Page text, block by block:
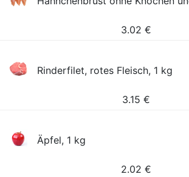
3.02 €
Rinderfilet, rotes Fleisch, 1 kg
3.15 €
Äpfel, 1 kg
2.02 €